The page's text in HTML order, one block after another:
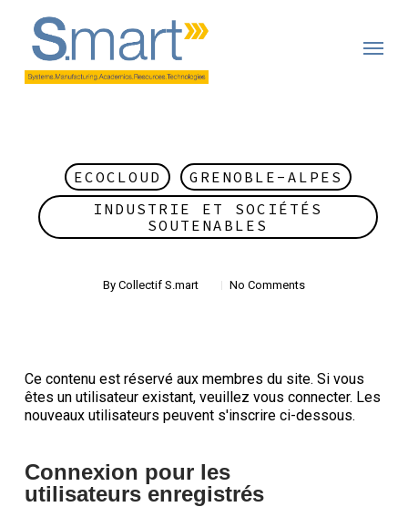
content
ECOCLOUD
GRENOBLE-ALPES
INDUSTRIE ET SOCIÉTÉS
SOUTENABLES
By Collectif S.mart No Comments
Ce contenu est réservé aux membres du site. Si vous
êtes un utilisateur existant, veuillez vous connecter. Les
nouveaux utilisateurs peuvent s'inscrire ci-dessous.
Connexion pour les
utilisateurs enregistrés